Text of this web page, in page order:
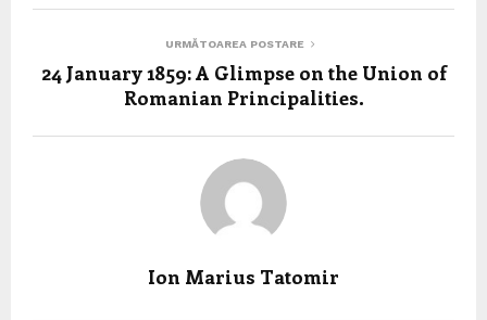
URMĂTOAREA POSTARE
24 January 1859: A Glimpse on the Union of
Romanian Principalities.
Ion Marius Tatomir